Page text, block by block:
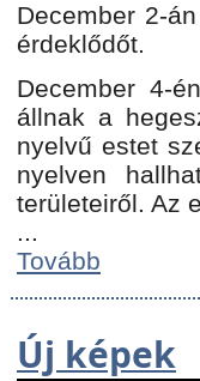
December 2-
érdeklődőt.
December 4-
állnak a
nyelvű estet
nyelven
területeiről. Az
...
Tovább
Új képek